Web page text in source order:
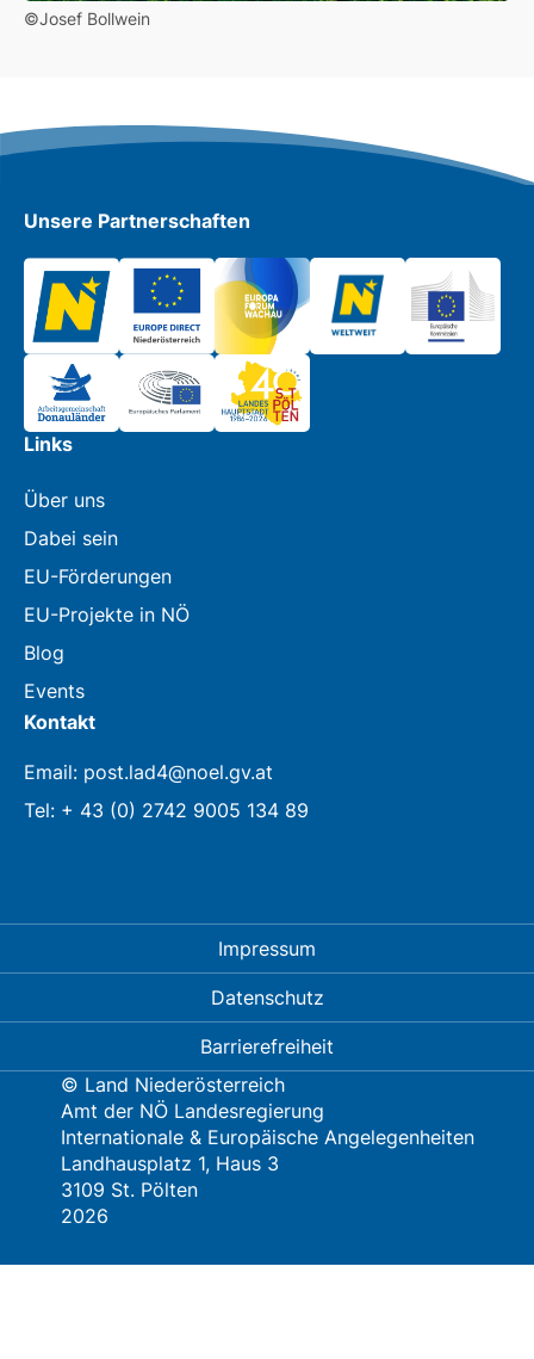
©Josef Bollwein
Unsere Partnerschaften
Links
Über uns
Dabei sein
EU-Förderungen
EU-Projekte in NÖ
Blog
Events
Kontakt
Email: post.lad4@noel.gv.at
Tel: + 43 (0) 2742 9005 134 89
© Land Niederösterreich
Amt der NÖ Landesregierung
Internationale & Europäische Angelegenheiten
Landhausplatz 1, Haus 3
3109 St. Pölten
2026
Impressum
Datenschutz
Barrierefreiheit